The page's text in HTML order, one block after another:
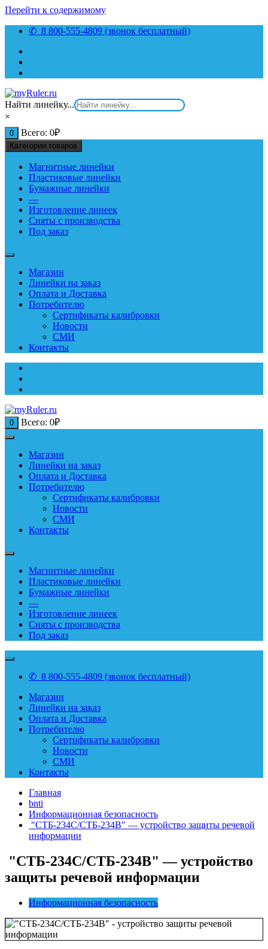
Перейти к содержимому
✆ 8 800-555-4809 (звонок бесплатный)
Найти линейку...
×
0 Всего: 0₽
Категории товаров
Магнитные линейки
Пластиковые линейки
Бумажные линейки
—
Изготовление линеек
Сняты с производства
Под заказ
Магазин
Линейки на заказ
Оплата и Доставка
Потребителю
Сертификаты калибровки
Новости
СМИ
Контакты
0 Всего: 0₽
Магазин
Линейки на заказ
Оплата и Доставка
Потребителю
Сертификаты калибровки
Новости
СМИ
Контакты
Магнитные линейки
Пластиковые линейки
Бумажные линейки
—
Изготовление линеек
Сняты с производства
Под заказ
✆ 8 800-555-4809 (звонок бесплатный)
Магазин
Линейки на заказ
Оплата и Доставка
Потребителю
Сертификаты калибровки
Новости
СМИ
Контакты
Главная
bnti
Информационная безопасность
"СТБ-234С/СТБ-234В" — устройство защиты речевой
информации
"СТБ-234С/СТБ-234В" — устройство
защиты речевой информации
Информационная безопасность